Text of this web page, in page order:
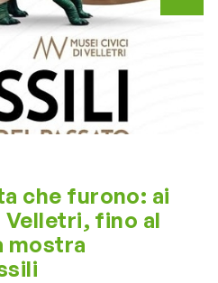
che furono: ai
fino al
mostra